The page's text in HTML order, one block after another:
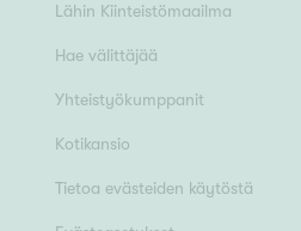
Lähin Kiinteistömaailma
Hae välittäjää
Yhteistyökumppanit
Kotikansio
Tietoa evästeiden käytöstä